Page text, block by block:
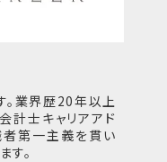
。業界歴20年以上
計士キャリアアド
者第一主義を貫い
す。